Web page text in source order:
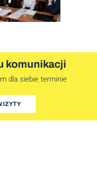
komunikacji
dla siebie terminie